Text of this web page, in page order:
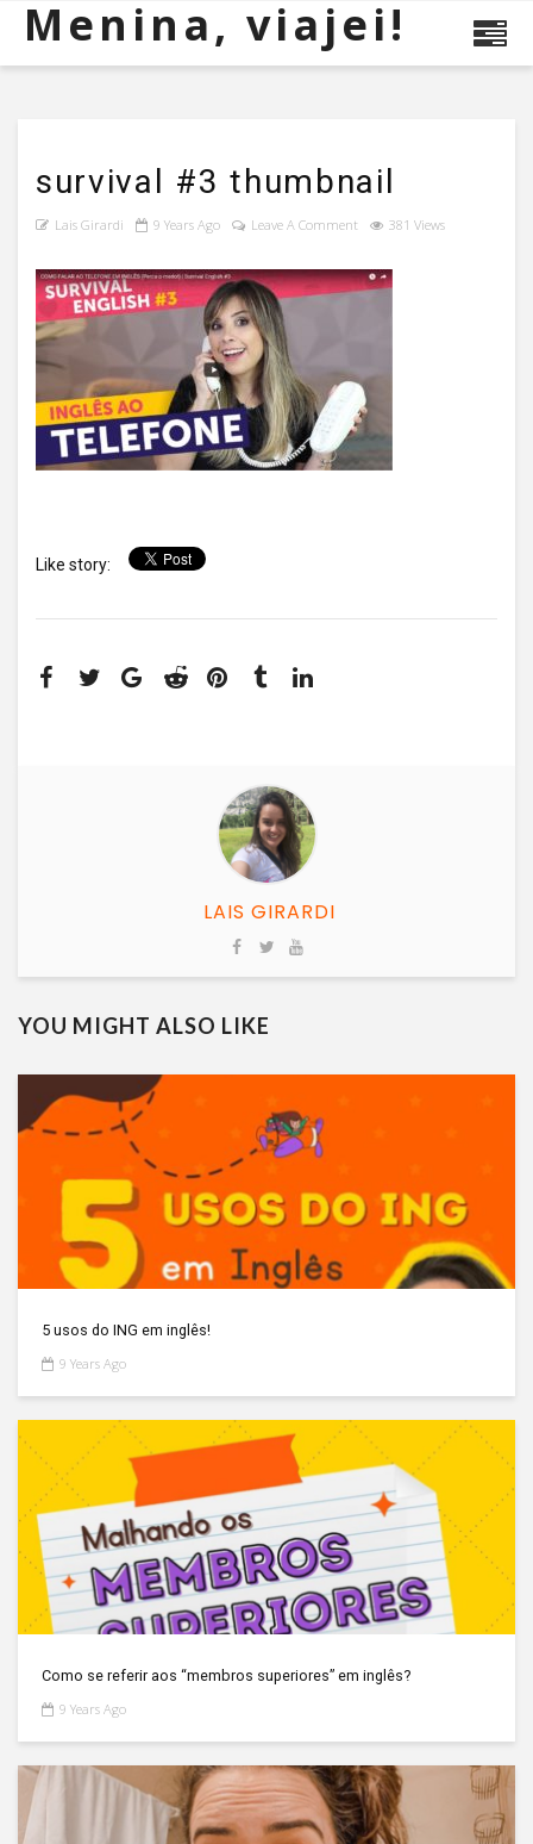
Menina, viajei!
survival #3 thumbnail
Lais Girardi 9 Years Ago Leave A Comment 381 Views
Like story:
LAIS GIRARDI
YOU MIGHT ALSO LIKE
5 usos do ING em inglês!
9 Years Ago
Como se referir aos “membros superiores” em inglês?
9 Years Ago